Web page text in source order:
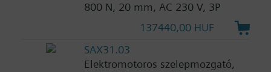
800 N, 20 mm, AC 230 V, 3P
137440,00 HUF
SAX31.03
Elektromotoros szelepmozgató,